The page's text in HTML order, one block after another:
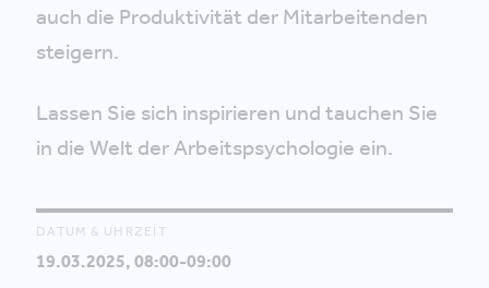
auch die Produktivität der Mitarbeitenden
steigern.
Lassen Sie sich inspirieren und tauchen Sie
in die Welt der Arbeitspsychologie ein.
DATUM & UHRZEIT
19.03.2025, 08:00-09:00